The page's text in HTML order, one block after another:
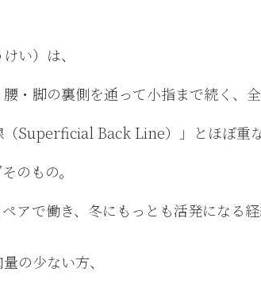
い）は、
・脚の裏側を通って小指まで続く、
Superficial Back Line）」とほぼ重な
のもの。
アで働き、冬にもっとも活発になる経
の少ない方、